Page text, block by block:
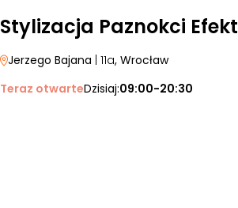
Stylizacja Paznokci Efekt
Jerzego Bajana | 11a, Wrocław
Teraz otwarteDzisiaj:09:00-20:30